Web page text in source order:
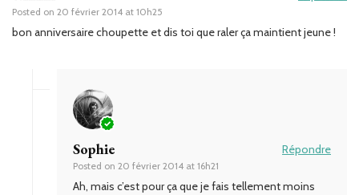
Posted on 20 février 2014 at 10h25
bon anniversaire choupette et dis toi que raler ça maintient jeune !
Sophie
Posted on 20 février 2014 at 16h21
Répondre
Ah, mais c’est pour ça que je fais tellement moins